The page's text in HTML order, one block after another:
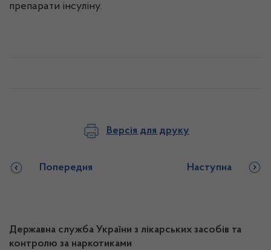
препарати інсуліну.
Версія для друку
Попередня Наступна
Державна служба України з лікарських засобів та
контролю за наркотиками